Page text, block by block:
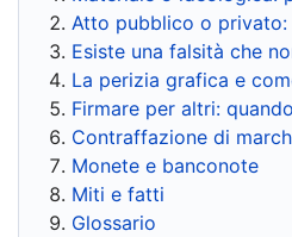
Atto pubblico o
Esiste una falsità che
La perizia grafica e
Firmare per altri:
Contraffazione di
Monete e banconote
Miti e fatti
Glossario